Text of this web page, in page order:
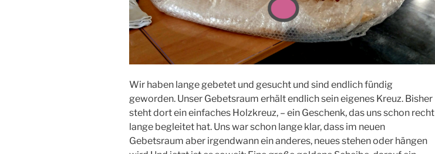
Wir haben lange gebetet und gesucht und sind endlich fündig
geworden. Unser Gebetsraum erhält endlich sein eigenes Kreuz. Bisher
steht dort ein einfaches Holzkreuz, – ein Geschenk, das uns schon recht
lange begleitet hat. Uns war schon lange klar, dass im neuen
Gebetsraum aber irgendwann ein anderes, neues stehen oder hängen